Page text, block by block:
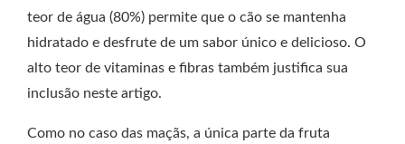
teor de água (80%) permite que o cão se mantenha
hidratado e desfrute de um sabor único e delicioso. O
alto teor de vitaminas e fibras também justifica sua
inclusão neste artigo.
Como no caso das maçãs, a única parte da fruta